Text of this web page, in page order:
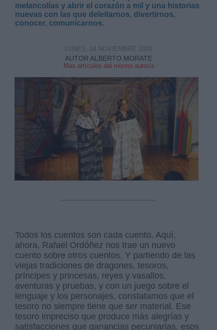
melancolías y abrir el corazón a mil y una historias
nuevas con las que deleitarnos, divertirnos,
conocer, comunicarnos.
AUTOR ALBERTO MORATE
Mas artículos del mismo autor/a
LUNES, 04 NOVIEMBRE 2024
Todos los cuentos son cada cuento. Aquí,
ahora, Rafael Ordóñez nos trae un nuevo
cuento sobre otros cuentos. Y partiendo de las
viejas tradiciones de dragones, tesoros,
príncipes y princesas, reyes y vasallos,
aventuras y pruebas, y con un juego sobre el
lenguaje y los personajes, constatamos que el
tesoro no siempre tiene que ser material. Ese
tesoro impreciso que produce más alegrías y
satisfacciones que ganancias pecuniarias, esos